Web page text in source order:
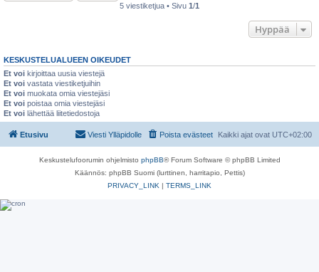
5 viestiketjua • Sivu 1/1
Hyppää
KESKUSTELUALUEEN OIKEUDET
Et voi kirjoittaa uusia viestejä
Et voi vastata viestiketjuihin
Et voi muokata omia viestejäsi
Et voi poistaa omia viestejäsi
Et voi lähettää liitetiedostoja
Etusivu Kaikki ajat ovat UTC+02:00
Poista evästeet
Viesti Ylläpidolle
Keskustelufoorumin ohjelmisto phpBB® Forum Software © phpBB Limited
Käännös: phpBB Suomi (lurttinen, harritapio, Pettis)
PRIVACY_LINK | TERMS_LINK